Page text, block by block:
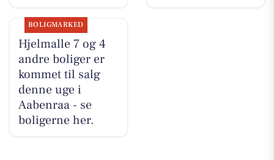
BOLIGMARKED
Hjelmalle 7 og 4
andre boliger er
kommet til salg
denne uge i
Aabenraa - se
boligerne her.